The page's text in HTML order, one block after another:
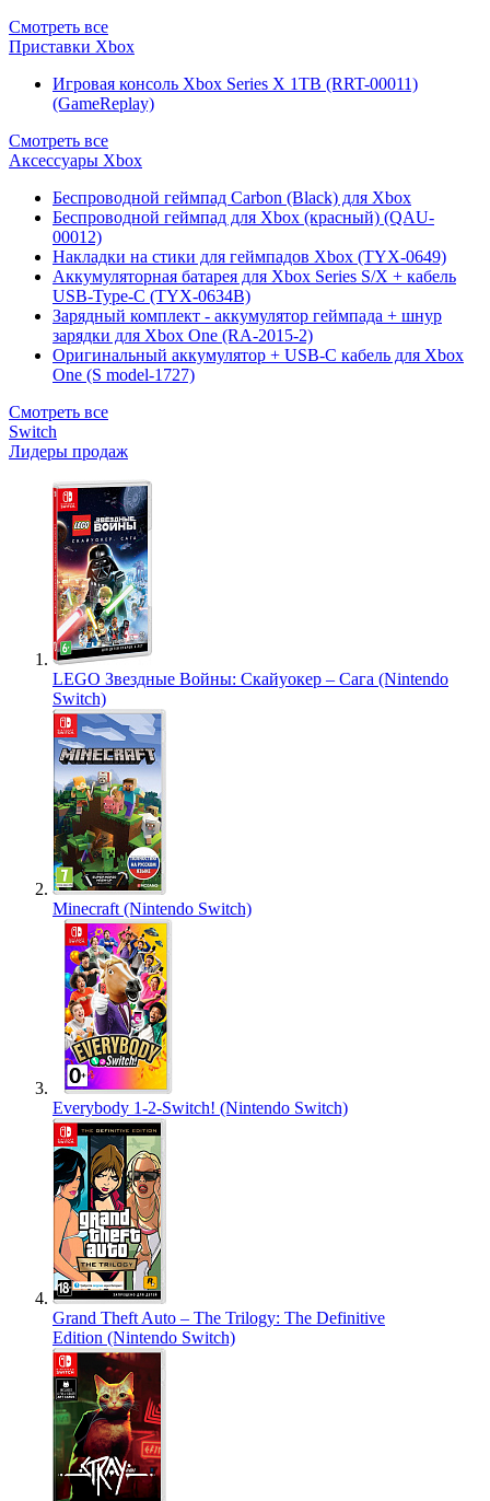
Смотреть все
Приставки Xbox
Игровая консоль Xbox Series X 1TB (RRT-00011)
(GameReplay)
Смотреть все
Аксессуары Xbox
Беспроводной геймпад Carbon (Black) для Xbox
Беспроводной геймпад для Xbox (красный) (QAU-
00012)
Накладки на стики для геймпадов Xbox (TYX-0649)
Аккумуляторная батарея для Xbox Series S/X + кабель
USB-Type-C (TYX-0634B)
Зарядный комплект - аккумулятор геймпада + шнур
зарядки для Xbox One (RA-2015-2)
Оригинальный аккумулятор + USB-C кабель для Xbox
One (S model-1727)
Смотреть все
Switch
Лидеры продаж
LEGO Звездные Войны: Скайуокер – Сага (Nintendo
Switch)
Minecraft (Nintendo Switch)
Everybody 1-2-Switch! (Nintendo Switch)
Grand Theft Auto – The Trilogy: The Definitive
Edition (Nintendo Switch)